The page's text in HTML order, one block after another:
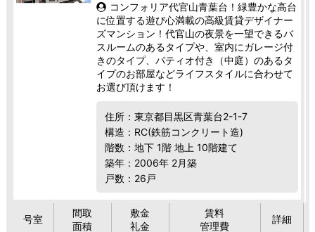
コンフォリア代官山青葉台！緑豊かな高台
に位置する遊び心満載の高級賃貸デザイナー
ズマンション！代官山の夜景を一望できるバ
スルームのあるタイプや、室内にガレージ付
きのタイプ、パティオ付き（中庭）のあるタ
イプのお部屋などライフスタイルに合わせて
お選び頂けます！
住所：東京都目黒区青葉台2-1-7
構造：RC(鉄筋コンクリート造)
階数：地下 1階 地上 10階建て
築年：2006年 2月築
戸数：26戸
号室
間取
面積
敷金
礼金
賃料
管理費
詳細